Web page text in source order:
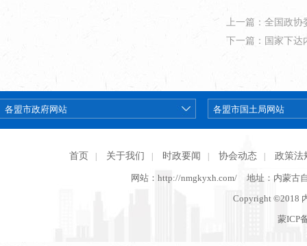
上一篇：全国政协
下一篇：国家下达
首页 关于我们 时政要闻 协会动态 政策法
网站：http://nmgkyxh.com/
地址：内蒙古
Copyright ©2018
蒙ICP